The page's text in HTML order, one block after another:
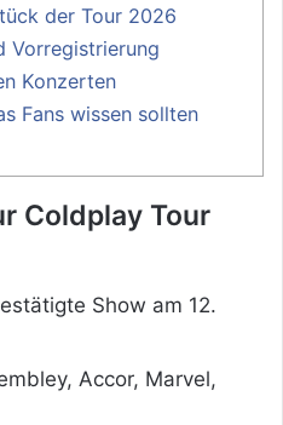
der Tour 2026
Vorregistrierung
Konzerten
Fans wissen sollten
Coldplay Tour
Show am 12.
Accor, Marvel,